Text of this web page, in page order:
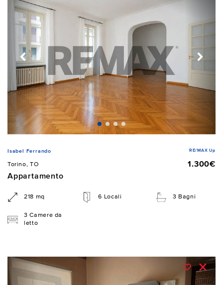
Isabel Ferrando RE/MAX Up
Torino, TO
1.300€
Appartamento
218 mq 6 Locali 3 Bagni
3 Camere da
letto